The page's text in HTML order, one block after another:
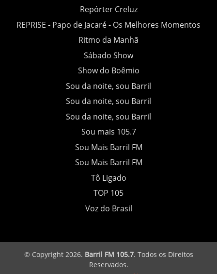
Repórter Creluz
REPRISE - Papo de Jacaré - Os Melhores Momentos
Ritmo da Manhã
Sábado Show
Show do Boêmio
Sou da noite, sou Barril
Sou da noite, sou Barril
Sou da noite, sou Barril
Sou mais 105.7
Sou Mais Barril FM
Sou Mais Barril FM
Tô Ligado
TOP 105
Voz do Brasil
© Copyright 2026. Barril FM 105.7. Todos os Direitos
Reservados.